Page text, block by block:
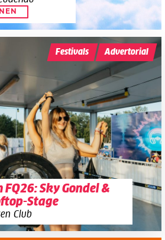
Sky Gondel &
Stage
Club
Festivals Advertorial